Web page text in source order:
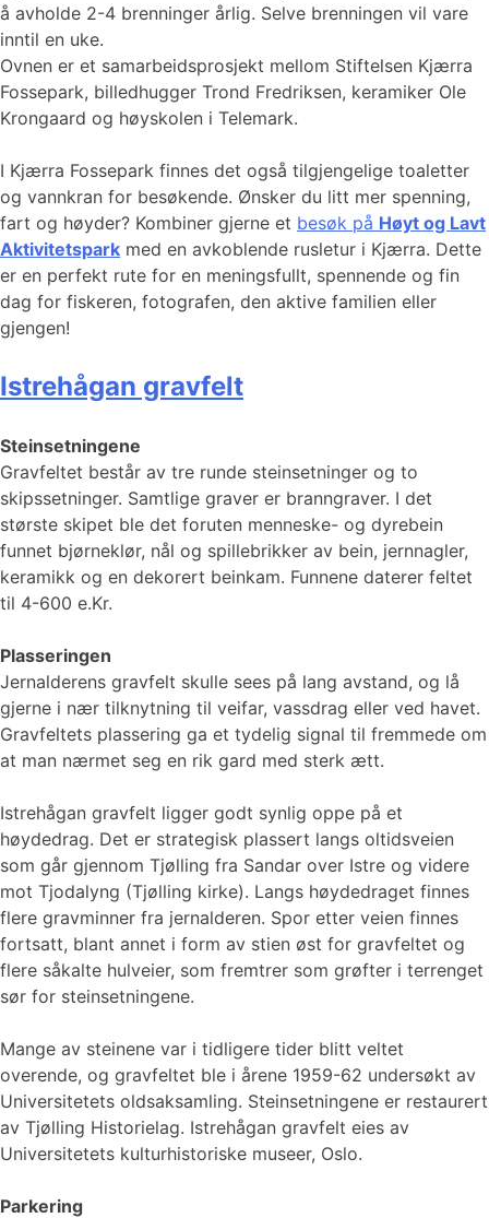
å avholde 2-4 brenninger årlig. Selve brenningen vil vare
inntil en uke.
Ovnen er et samarbeidsprosjekt mellom Stiftelsen Kjærra
Fossepark, billedhugger Trond Fredriksen, keramiker Ole
Krongaard og høyskolen i Telemark.
I Kjærra Fossepark finnes det også tilgjengelige toaletter
og vannkran for besøkende. Ønsker du litt mer spenning,
fart og høyder? Kombiner gjerne et besøk på Høyt og Lavt
Aktivitetspark med en avkoblende rusletur i Kjærra. Dette
er en perfekt rute for en meningsfullt, spennende og fin
dag for fiskeren, fotografen, den aktive familien eller
gjengen!
Istrehågan gravfelt
Steinsetningene
Gravfeltet består av tre runde steinsetninger og to
skipssetninger. Samtlige graver er branngraver. I det
største skipet ble det foruten menneske- og dyrebein
funnet bjørneklør, nål og spillebrikker av bein, jernnagler,
keramikk og en dekorert beinkam. Funnene daterer feltet
til 4-600 e.Kr.
Plasseringen
Jernalderens gravfelt skulle sees på lang avstand, og lå
gjerne i nær tilknytning til veifar, vassdrag eller ved havet.
Gravfeltets plassering ga et tydelig signal til fremmede om
at man nærmet seg en rik gard med sterk ætt.
Istrehågan gravfelt ligger godt synlig oppe på et
høydedrag. Det er strategisk plassert langs oltidsveien
som går gjennom Tjølling fra Sandar over Istre og videre
mot Tjodalyng (Tjølling kirke). Langs høydedraget finnes
flere gravminner fra jernalderen. Spor etter veien finnes
fortsatt, blant annet i form av stien øst for gravfeltet og
flere såkalte hulveier, som fremtrer som grøfter i terrenget
sør for steinsetningene.
Mange av steinene var i tidligere tider blitt veltet
overende, og gravfeltet ble i årene 1959-62 undersøkt av
Universitetets oldsaksamling. Steinsetningene er restaurert
av Tjølling Historielag. Istrehågan gravfelt eies av
Universitetets kulturhistoriske museer, Oslo.
Parkering